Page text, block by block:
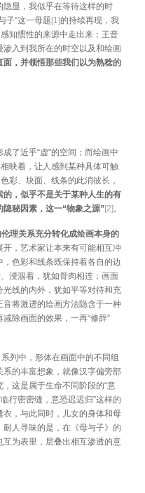
显，我似乎在等待这样的时
子”这一母题[1]的持续再现，我
知惯性的来源中走出来；王音
入到我所在的时空以及和绘画
，并领悟那些我们以为熟稔的
了近乎“虚”的空间；而绘画中
映着，让人感到某种具体可触
彩、块面、线条的此消彼长，
的，似乎不是关于某种人生的有
秘因素，这一“物象之源”[2]。
理关系充分转化成绘画本身的
开，艺术家让本来有可能相互冲
色彩和线条既保持着各自的边
浸泅着，犹如骨肉相连；画面
线的内外，犹如平等对待和充
将激进的绘画方法隐含于一种
除画面的效果，一再“修辞”
列中，形体在画面中的不同组
的丰富想象，就像汉字偏旁部
这是属于生命不同阶段的“意
行密密缝，意恐迟迟归”这样的
，与此同时，儿女的身体和母
人寻味的是，在《母与子》的
为表里，层叠出相互渗透的意